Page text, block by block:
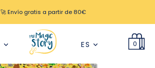
🚀 Envío gratis a partir de 80€
ES 0